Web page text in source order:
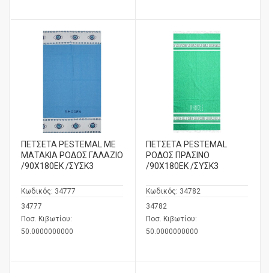
ΠΕΤΣΕΤΑ PESTEMAL ΜΕ
ΜΑΤΑΚΙΑ ΡΟΔΟΣ ΓΑΛΑΖΙΟ
/90Χ180ΕΚ /ΣΥΣΚ3
Κωδικός: 34777
34777
Ποσ. Κιβωτίου:
50.0000000000
ΠΕΤΣΕΤΑ PESTEMAL
ΡΟΔΟΣ ΠΡΑΣΙΝΟ
/90Χ180ΕΚ /ΣΥΣΚ3
Κωδικός: 34782
34782
Ποσ. Κιβωτίου:
50.0000000000